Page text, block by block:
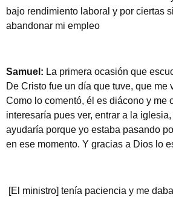
bajo rendimiento laboral y por ciertas
abandonar mi empleo
Samuel: La primera ocasión que
De Cristo fue un día que tuve, que me
Como lo comentó, él es diácono y me
interesaría pues ver, entrar a la
ayudaría porque yo estaba pasando
en ese momento. Y gracias a Dios lo
[El ministro] tenía paciencia y me